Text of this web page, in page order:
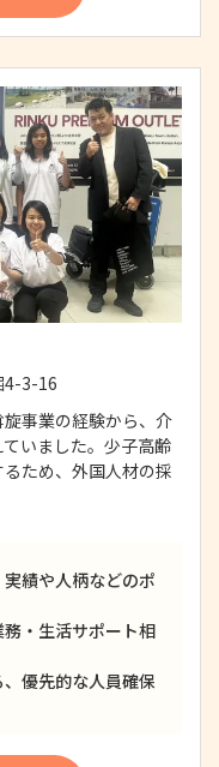
4-3-16
事業の経験から、介
いました。少子高齢
ため、外国人材の採
績や人柄などのポ
・生活サポート相
優先的な人員確保